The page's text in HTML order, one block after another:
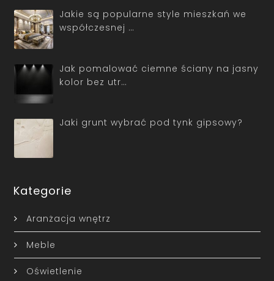
Jakie są popularne style mieszkań we
współczesnej …
Jak pomalować ciemne ściany na jasny
kolor bez utr…
Jaki grunt wybrać pod tynk gipsowy?
Kategorie
Aranżacja wnętrz
Meble
Oświetlenie